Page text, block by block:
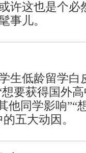
许这也是个必
事儿。
生低龄留学
要获得国外
他同学影响”“
五大动因。